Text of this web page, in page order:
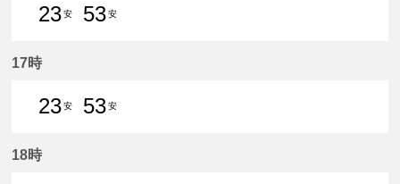
23安
53安
17時
23安
53安
18時